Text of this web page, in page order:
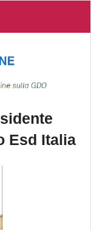
Esd Italia